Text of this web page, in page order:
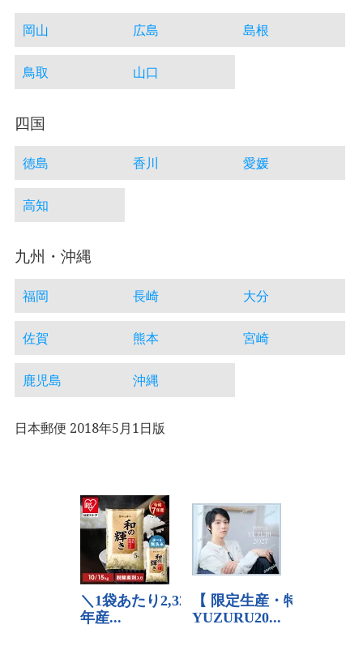
岡山 広島 島根
鳥取 山口
四国
徳島 香川 愛媛
高知
九州・沖縄
福岡 長崎 大分
佐賀 熊本 宮崎
鹿児島 沖縄
日本郵便 2018年5月1日版